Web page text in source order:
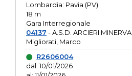
Lombardia: Pavia (PV)
18 m
Gara Interregionale
04137 - A.S.D. ARCIERI MINERVA
Migliorati, Marco
R2606004
dal: 10/01/2026